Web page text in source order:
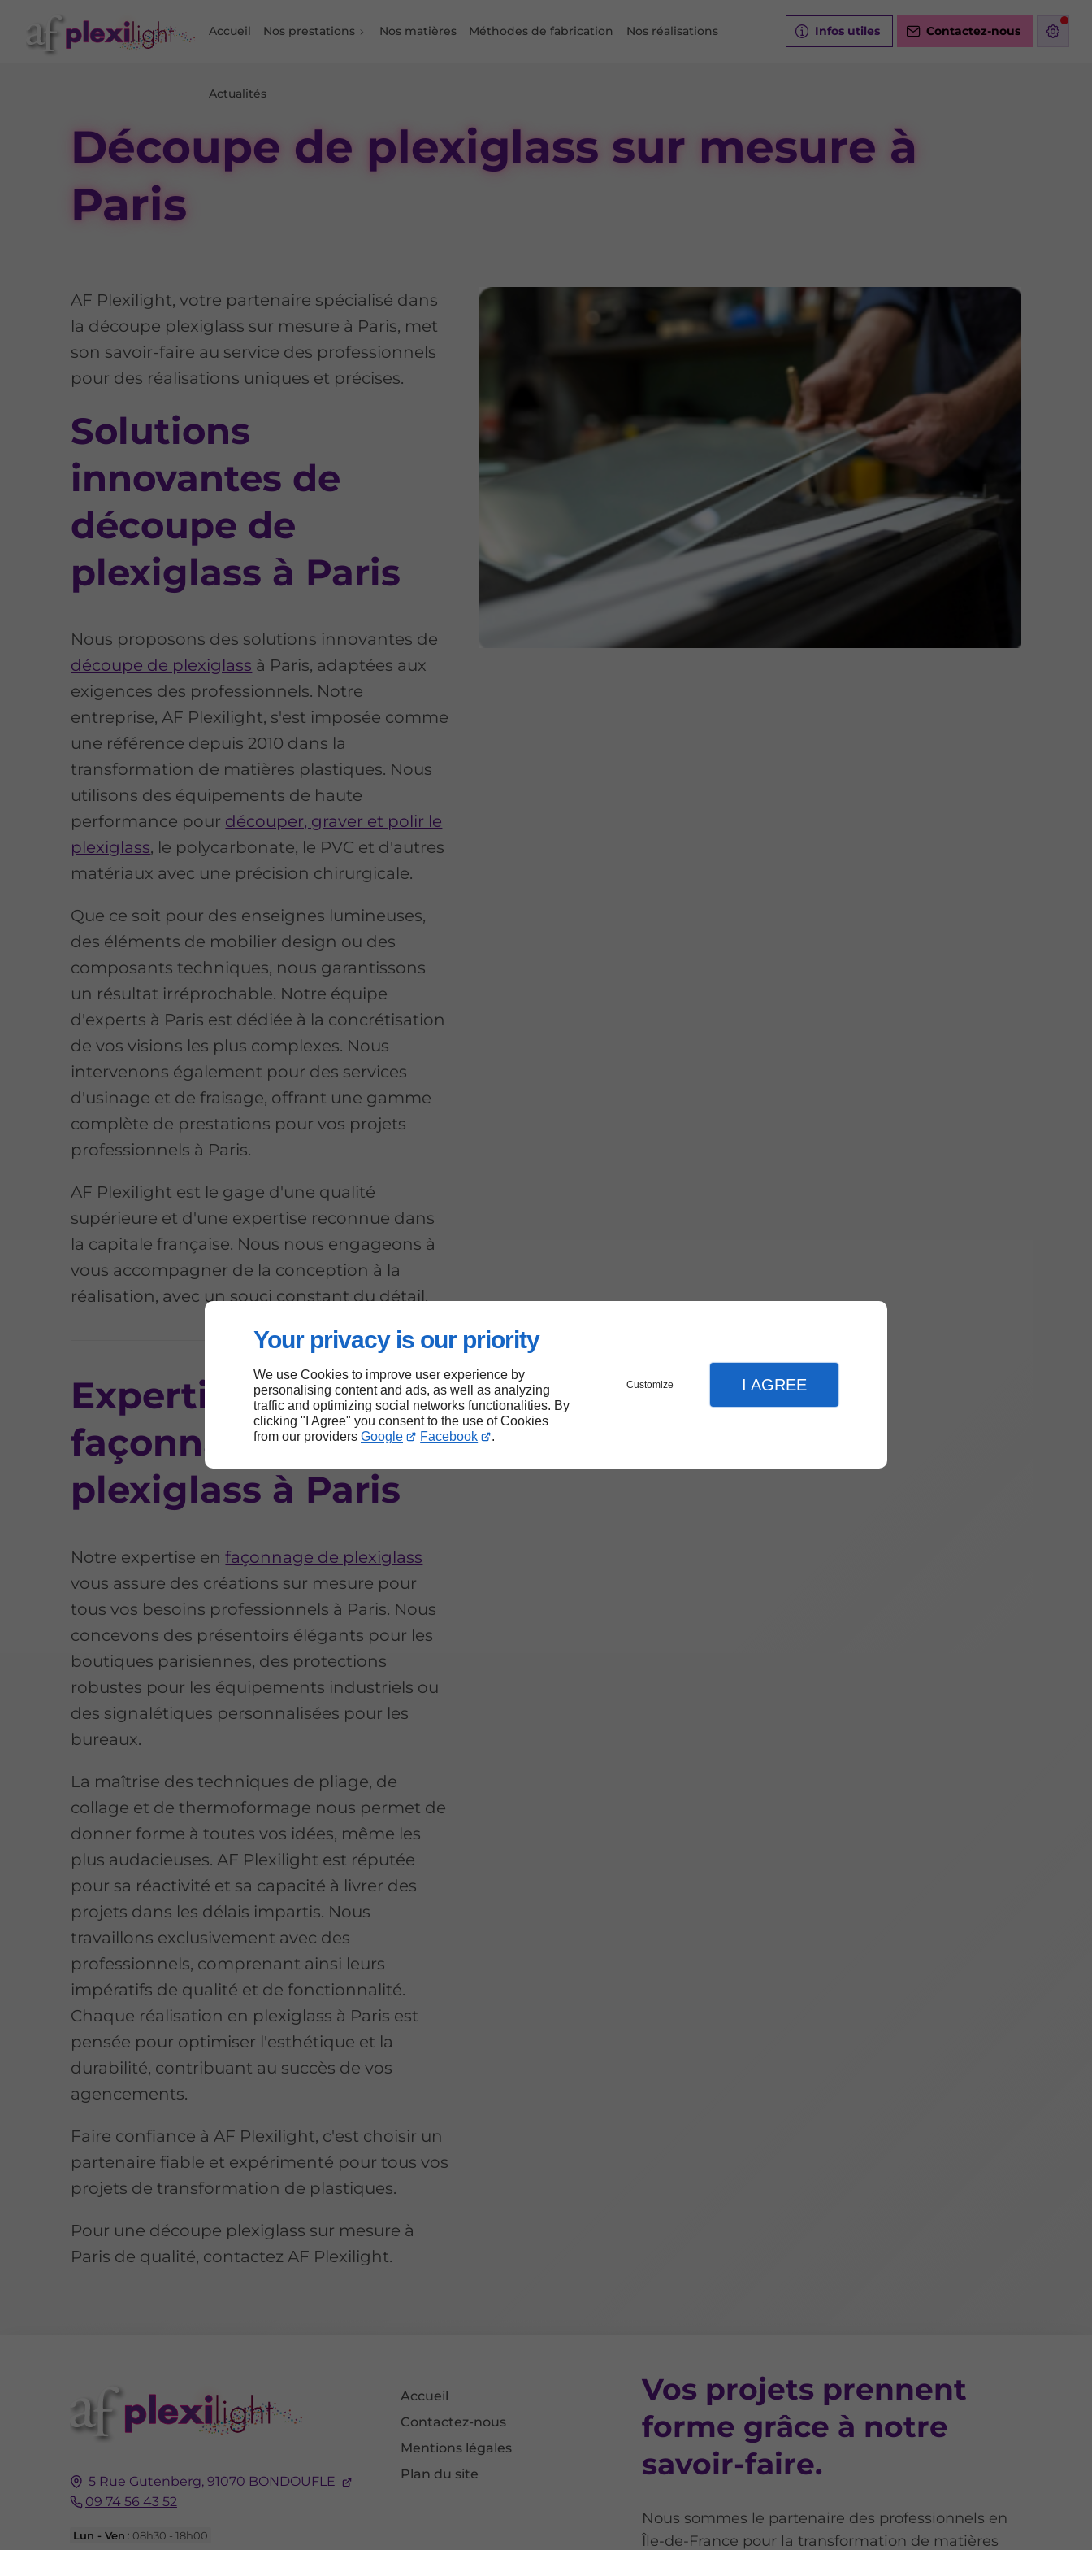
Your privacy is our priority
We use Cookies to improve user experience by
personalising content and ads, as well as analyzing
traffic and optimizing social networks functionalities. By
clicking "I Agree" you consent to the use of Cookies
from our providers Google Facebook .
Customize I AGREE
Accueil Nos prestations Nos matières Méthodes de fabrication Nos réalisations
Actualités
Infos utiles Contactez-nous
Découpe de plexiglass sur mesure à
Paris
AF Plexilight, votre partenaire spécialisé dans
la découpe plexiglass sur mesure à Paris, met
son savoir-faire au service des professionnels
pour des réalisations uniques et précises.
Solutions
innovantes de
découpe de
plexiglass à Paris
Nous proposons des solutions innovantes de
découpe de plexiglass à Paris, adaptées aux
exigences des professionnels. Notre
entreprise, AF Plexilight, s'est imposée comme
une référence depuis 2010 dans la
transformation de matières plastiques. Nous
utilisons des équipements de haute
performance pour découper, graver et polir le
plexiglass, le polycarbonate, le PVC et d'autres
matériaux avec une précision chirurgicale.
Que ce soit pour des enseignes lumineuses,
des éléments de mobilier design ou des
composants techniques, nous garantissons
un résultat irréprochable. Notre équipe
d'experts à Paris est dédiée à la concrétisation
de vos visions les plus complexes. Nous
intervenons également pour des services
d'usinage et de fraisage, offrant une gamme
complète de prestations pour vos projets
professionnels à Paris.
AF Plexilight est le gage d'une qualité
supérieure et d'une expertise reconnue dans
la capitale française. Nous nous engageons à
vous accompagner de la conception à la
réalisation, avec un souci constant du détail.
Expertise en
façonnage de
plexiglass à Paris
Notre expertise enfaçonnage de plexiglass
vous assure des créations sur mesure pour
tous vos besoins professionnels à Paris. Nous
concevons des présentoirs élégants pour les
boutiques parisiennes, des protections
robustes pour les équipements industriels ou
des signalétiques personnalisées pour les
bureaux.
La maîtrise des techniques de pliage, de
collage et de thermoformage nous permet de
donner forme à toutes vos idées, même les
plus audacieuses. AF Plexilight est réputée
pour sa réactivité et sa capacité à livrer des
projets dans les délais impartis. Nous
travaillons exclusivement avec des
professionnels, comprenant ainsi leurs
impératifs de qualité et de fonctionnalité.
Chaque réalisation en plexiglass à Paris est
pensée pour optimiser l'esthétique et la
durabilité, contribuant au succès de vos
agencements.
Faire confiance à AF Plexilight, c'est choisir un
partenaire fiable et expérimenté pour tous vos
projets de transformation de plastiques.
Pour une découpe plexiglass sur mesure à
Paris de qualité, contactez AF Plexilight.
5 Rue Gutenberg, 91070 BONDOUFLE
09 74 56 43 52
Lun - Ven : 08h30 - 18h00
Accueil
Contactez-nous
Mentions légales
Plan du site
Vos projets prennent
forme grâce à notre
savoir-faire.
Nous sommes le partenaire des professionnels en
Île-de-France pour la transformation de matières